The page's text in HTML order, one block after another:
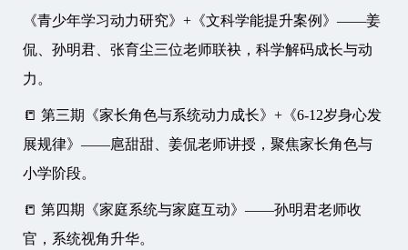
《青少年学习动力研究》+《文科学能提升案例》——姜
侃、孙明君、张育尘三位老师联袂，科学解码成长与动
力。
📒 第三期《家长角色与系统动力成长》+《6-12岁身心发
展规律》——扈甜甜、姜侃老师讲授，聚焦家长角色与
小学阶段。
📒 第四期《家庭系统与家庭互动》——孙明君老师收
官，系统视角升华。